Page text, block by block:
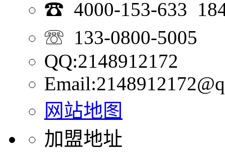
☎ 4000-153-633
☏ 133-0800-5005
QQ:2148912172
网站地图
加盟地址